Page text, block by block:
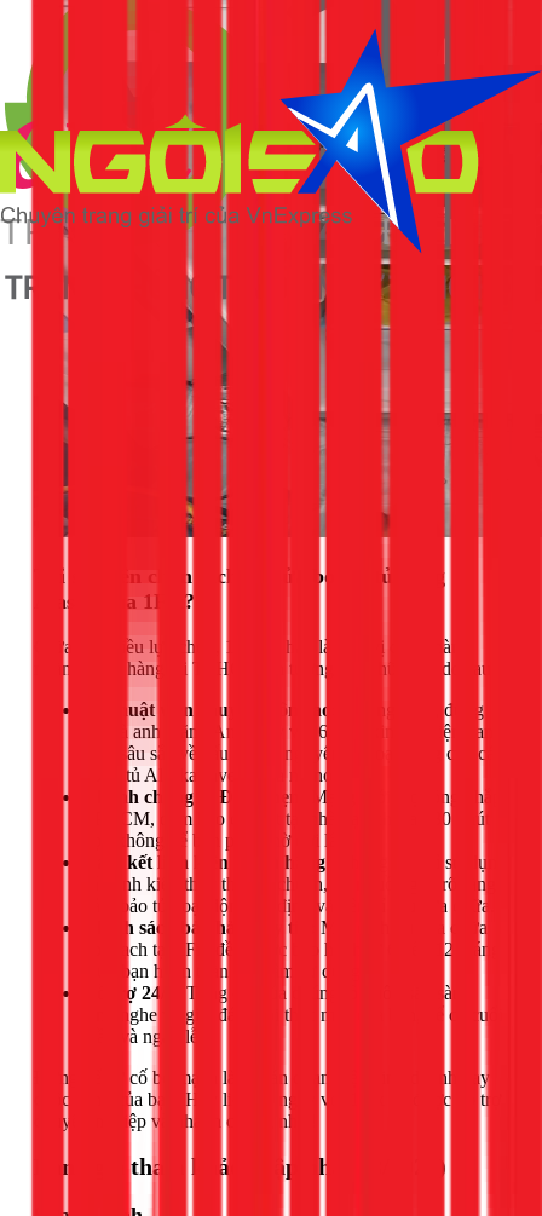
Tại sao nên chọn dịch vụ sửa board tủ đông
Alaska của 1Fix?
Giữa rất nhiều lựa chọn, 1Fix tự hào là đơn vị được hàng
ngàn khách hàng tại TPHCM tin tưởng bởi những lý do sau:
Kỹ thuật viên chuyên môn cao:
Đội ngũ thợ, đứng
đầu là anh Đặng Anh Huy với 6 năm kinh nghiệm, am
hiểu sâu sắc về cấu tạo và nguyên lý hoạt động của các
dòng tủ Alaska Inverter và mono.
Nhanh chóng & Đúng hẹn:
Mạng lưới thợ rộng khắp
TPHCM, đảm bảo có mặt tại nhà bạn chỉ sau 30 phút
gọi, không để bạn phải chờ đợi lâu.
Cam kết linh kiện chính hãng:
Chúng tôi chỉ sử dụng
các linh kiện thay thế đạt chuẩn, có nguồn gốc rõ ràng,
đảm bảo tủ hoạt động ổn định và bền bỉ sau sửa chữa.
Chính sách bảo hành uy tín:
Mọi dịch vụ sửa chữa
bo mạch tại 1Fix đều được bảo hành từ 6 đến 12 tháng,
giúp bạn hoàn toàn yên tâm sử dụng.
Hỗ trợ 24/7:
Tổng đài của chúng tôi luôn sẵn sàng
lắng nghe và giải đáp mọi thắc mắc của bạn, kể cả cuối
tuần và ngày lễ.
Đừng để sự cố bo mạch làm gián đoạn việc kinh doanh hay
cuộc sống của bạn. Hãy liên hệ ngay với 1Fix để được hỗ trợ
chuyên nghiệp và nhanh chóng nhất!
Bảng giá tham khảo (Cập nhật 03/2026)